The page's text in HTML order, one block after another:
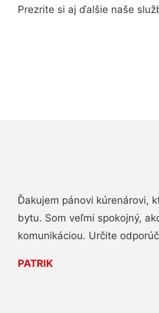
Prezrite si aj ďalšie naše
Ďakujem pánovi kúrenárovi,
bytu. Som veľmi spokojný,
komunikáciou. Určite
PATRIK